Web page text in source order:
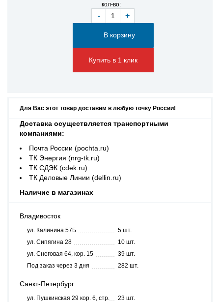
кол-во:
- +
Купить в 1 клик
Для Вас этот товар доставим в любую точку России!
Доставка осуществляется транспортными
компаниями:
Почта России (pochta.ru)
ТК Энергия (nrg-tk.ru)
ТК СДЭК (cdek.ru)
ТК Деловые Линии (dellin.ru)
Наличие в магазинах
Владивосток
ул. Калинина 57Б
5 шт.
ул. Сипягина 28
10 шт.
ул. Снеговая 64, кор. 15
39 шт.
Под заказ через 3 дня
282 шт.
Санкт-Петербург
ул. Пушкинская 29 кор. 6, стр.
23 шт.